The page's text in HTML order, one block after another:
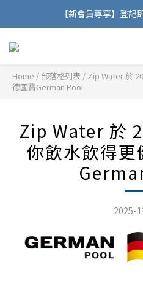
購物滿 HK$500，即可免
【新會員專享】登記
購物滿 HK$500，即可免
Home / 部落格列表 / Zip Water 於
德國寶German Pool
Zip Water 於
你飲水飲得更
2025-